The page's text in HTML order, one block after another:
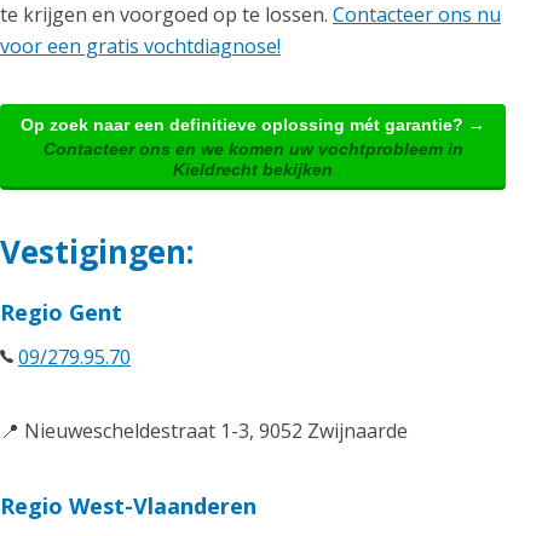
te krijgen en voorgoed op te lossen. Contacteer ons nu
voor een gratis vochtdiagnose!
Op zoek naar een definitieve oplossing mét garantie? →
Contacteer ons en we komen uw vochtprobleem in
Kieldrecht bekijken
Vestigingen:
Regio Gent
09/279.95.70
📍 Nieuwescheldestraat 1-3, 9052 Zwijnaarde
Regio West-Vlaanderen